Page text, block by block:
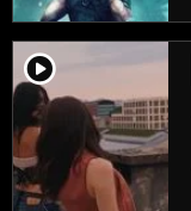
player2